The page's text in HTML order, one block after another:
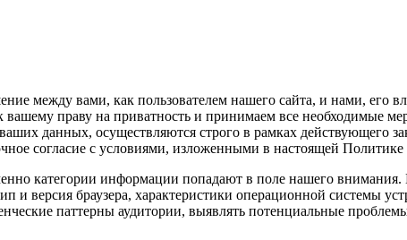
между вами, как пользователем нашего сайта, и нами, его
праву на приватность и принимаем все необходимые
данных, осуществляются строго в рамках действующего
согласие с условиями, изложенными в настоящей
категории информации попадают в поле нашего
и версия браузера, характеристики операционной системы
паттерны аудитории, выявлять потенциальные